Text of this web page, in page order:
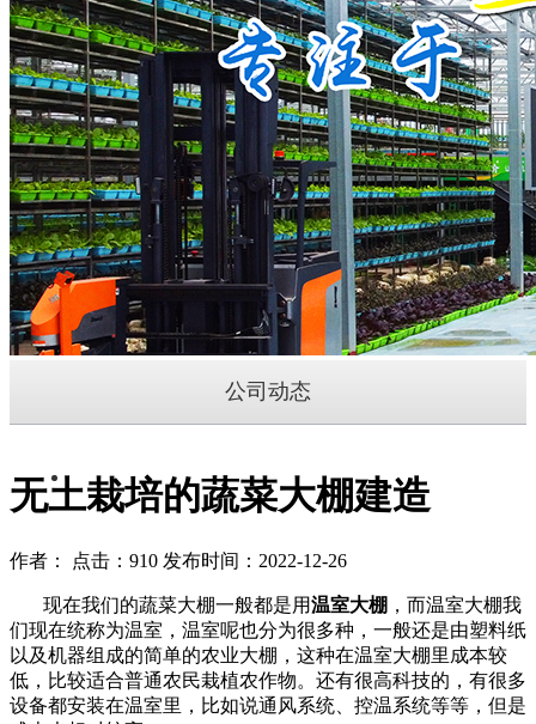
公司动态
无土栽培的蔬菜大棚建造
作者： 点击：910 发布时间：2022-12-26
现在我们的蔬菜大棚一般都是用温室大棚 ，而温室大棚我
们现在统称为温室，温室呢也分为很多种，一般还是由塑料纸
以及机器组成的简单的农业大棚，这种在温室大棚里成本较
低，比较适合普通农民栽植农作物。还有很高科技的，有很多
设备都安装在温室里，比如说通风系统、控温系统等等，但是